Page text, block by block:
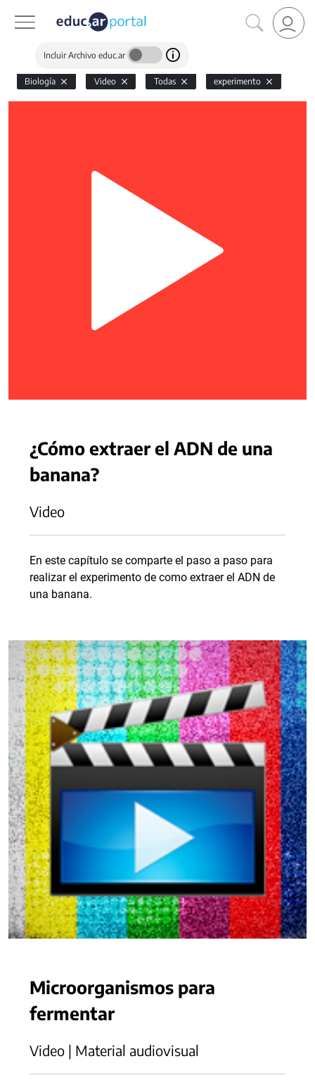
Incluir Archivo educ.ar
Biología Video Todas experimento
¿Cómo extraer el ADN de una
banana?
Video
En este capítulo se comparte el paso a paso para
realizar el experimento de como extraer el ADN de
una banana.
Microorganismos para
fermentar
Video | Material audiovisual